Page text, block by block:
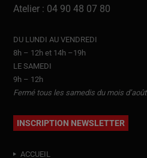
Atelier : 04 90 48 07 80
DU LUNDI AU VENDREDI
8h – 12h et 14h –19h
LE SAMEDI
9h – 12h
Fermé tous les samedis du mois d’août
INSCRIPTION NEWSLETTER
ACCUEIL